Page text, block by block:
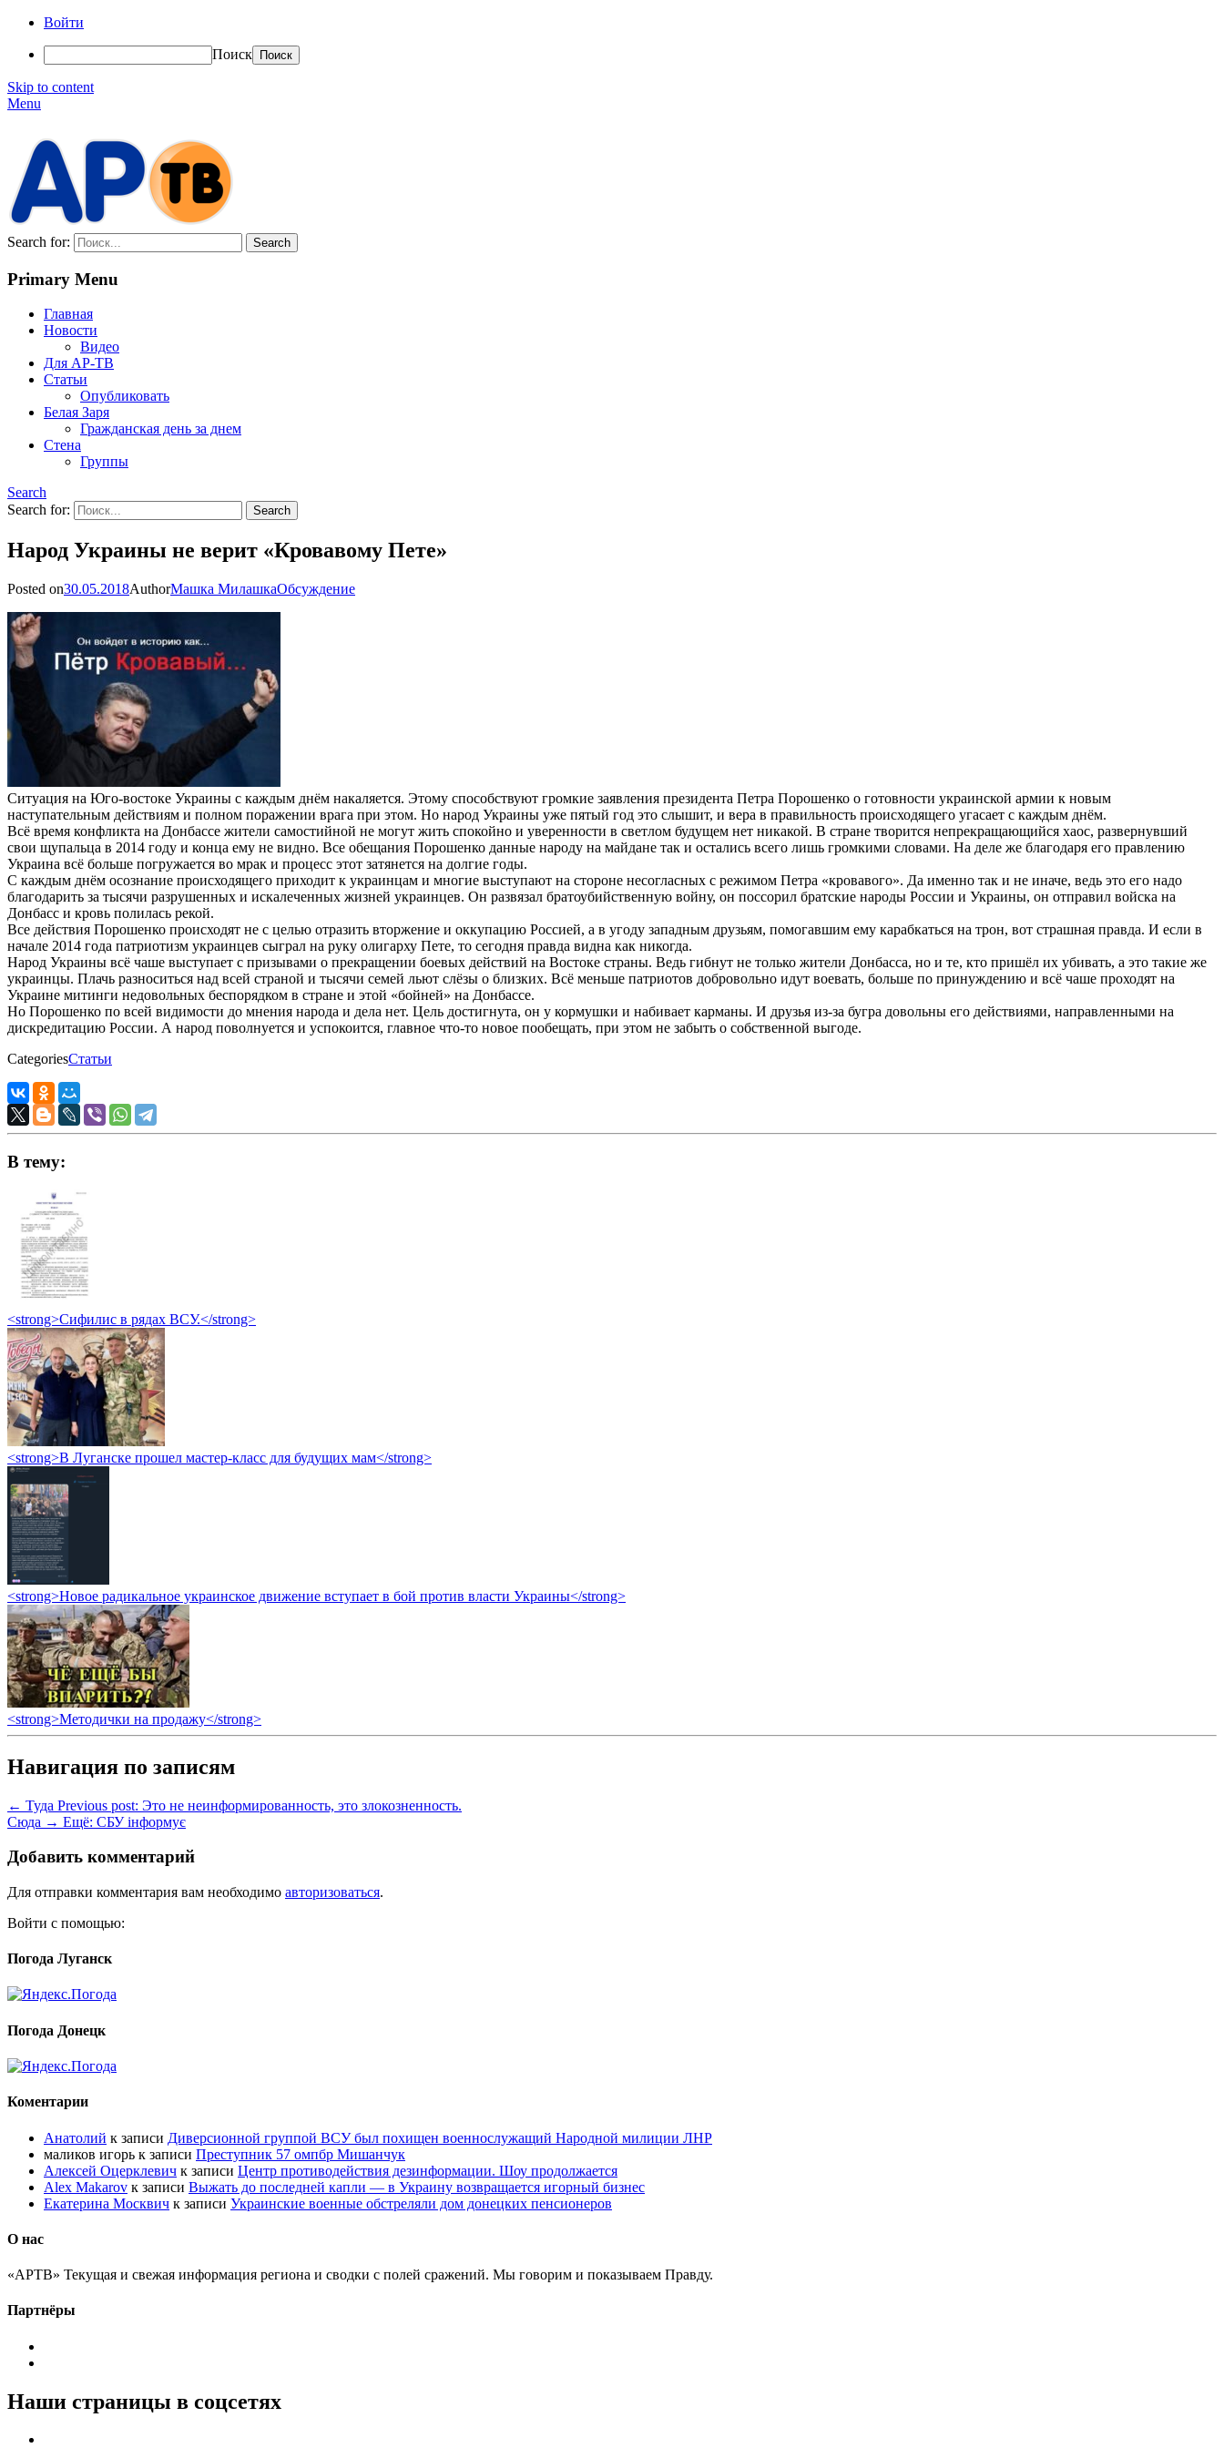
Войти
Поиск
Skip to content
Menu
Search for:
Primary Menu
Главная
Новости
Видео
Для АР-ТВ
Статьи
Опубликовать
Белая Заря
Гражданская день за днем
Стена
Группы
Search
Search for:
Народ Украины не верит «Кровавому Пете»
Posted on30.05.2018AuthorМашка МилашкаОбсуждение
Ситуация на Юго-востоке Украины с каждым днём накаляется. Этому способствуют громкие заявления президента Петра Порошенко о готовности украинской армии к новым
наступательным действиям и полном поражении врага при этом. Но народ Украины уже пятый год это слышит, и вера в правильность происходящего угасает с каждым днём.
Всё время конфликта на Донбассе жители самостийной не могут жить спокойно и уверенности в светлом будущем нет никакой. В стране творится непрекращающийся хаос, развернувший
свои щупальца в 2014 году и конца ему не видно. Все обещания Порошенко данные народу на майдане так и остались всего лишь громкими словами. На деле же благодаря его правлению
Украина всё больше погружается во мрак и процесс этот затянется на долгие годы.
С каждым днём осознание происходящего приходит к украинцам и многие выступают на стороне несогласных с режимом Петра «кровавого». Да именно так и не иначе, ведь это его надо
благодарить за тысячи разрушенных и искалеченных жизней украинцев. Он развязал братоубийственную войну, он поссорил братские народы России и Украины, он отправил войска на
Донбасс и кровь полилась рекой.
Все действия Порошенко происходят не с целью отразить вторжение и оккупацию Россией, а в угоду западным друзьям, помогавшим ему карабкаться на трон, вот страшная правда. И если в
начале 2014 года патриотизм украинцев сыграл на руку олигарху Пете, то сегодня правда видна как никогда.
Народ Украины всё чаше выступает с призывами о прекращении боевых действий на Востоке страны. Ведь гибнут не только жители Донбасса, но и те, кто пришёл их убивать, а это такие же
украинцы. Плачь разноситься над всей страной и тысячи семей льют слёзы о близких. Всё меньше патриотов добровольно идут воевать, больше по принуждению и всё чаше проходят на
Украине митинги недовольных беспорядком в стране и этой «бойней» на Донбассе.
Но Порошенко по всей видимости до мнения народа и дела нет. Цель достигнута, он у кормушки и набивает карманы. И друзья из-за бугра довольны его действиями, направленными на
дискредитацию России. А народ поволнуется и успокоится, главное что-то новое пообещать, при этом не забыть о собственной выгоде.
CategoriesСтатьи
В тему:
<strong>Сифилис в рядах ВСУ.</strong>
<strong>В Луганске прошел мастер-класс для будущих мам</strong>
<strong>Новое радикальное украинское движение вступает в бой против власти Украины</strong>
<strong>Методички на продажу</strong>
Навигация по записям
← Туда Previous post: Это не неинформированность, это злокозненность.
Сюда → Ещё: СБУ інформує
Добавить комментарий
Для отправки комментария вам необходимо авторизоваться.
Войти с помощью:
Погода Луганск
Погода Донецк
Коментарии
Анатолий к записи Диверсионной группой ВСУ был похищен военнослужащий Народной милиции ЛНР
маликов игорь к записи Преступник 57 омпбр Мишанчук
Алексей Оцерклевич к записи Центр противодействия дезинформации. Шоу продолжается
Alex Makarov к записи Выжать до последней капли — в Украину возвращается игорный бизнес
Екатерина Москвич к записи Украинские военные обстреляли дом донецких пенсионеров
О нас
«АРТВ» Текущая и свежая информация региона и сводки с полей сражений. Мы говорим и показываем Правду.
Партнёры
Наши страницы в соцсетях